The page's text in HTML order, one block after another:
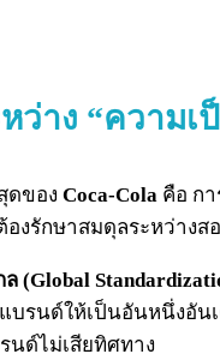
ว่าง “ความ
ดของ Coca-Cola คือ ก
งรักษาสมดุลระหว่างส
(Global
รนด์ให้เป็นอันหนึ่งอันเ
นด์ไม่เสียทิศทาง